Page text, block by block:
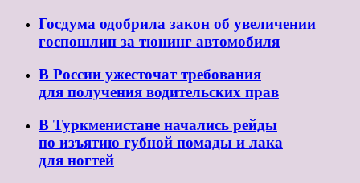
Госдума одобрила закон об увеличении
госпошлин за тюнинг автомобиля
В России ужесточат требования
для получения водительских прав
В Туркменистане начались рейды
по изъятию губной помады и лака
для ногтей